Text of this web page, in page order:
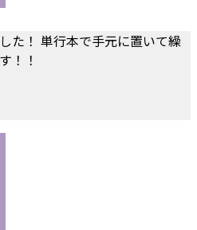
た！ 単行本で手元に置いて繰
！！